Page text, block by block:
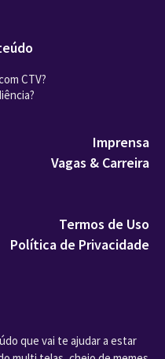
que vai te ajudar a estar
CTV?
Imprensa
Vagas & Carreira
Termos de Uso
Política de Privacidade